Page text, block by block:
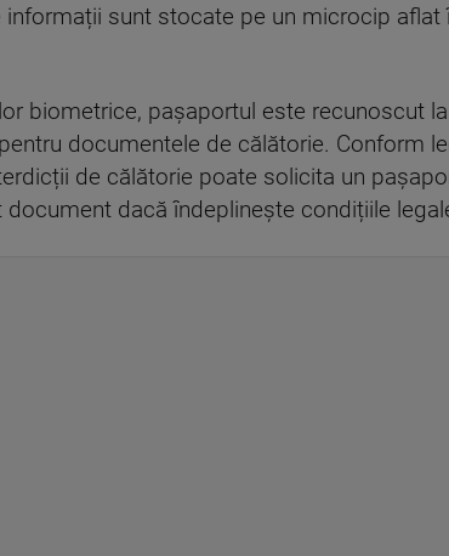
sunt stocate pe un microcip aflat
biometrice, pașaportul este recunoscut
documentele de călătorie. Conform
de călătorie poate solicita un
dacă îndeplinește condițiile